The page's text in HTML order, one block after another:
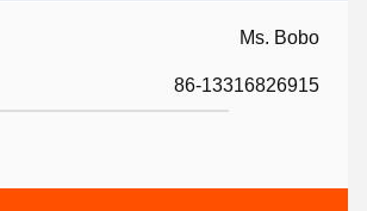
Ms. Bobo
86-13316826915